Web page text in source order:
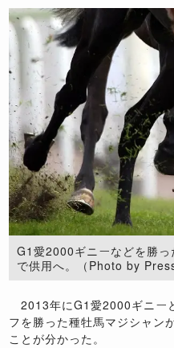
G1愛2000ギニーなどを勝
で供用へ。（Photo by
2013年にG1愛2000ギニー
フを勝った種牡馬マジシャン
ことが分かった。